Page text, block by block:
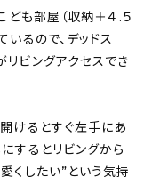
ども部屋（収納＋４.５
いるので、デッドス
リビングアクセスでき
けるとすぐ左手にあ
するとリビングから
くしたい”という気持